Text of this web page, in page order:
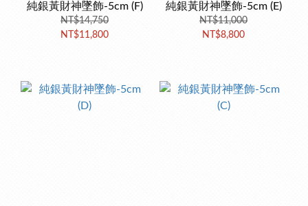
純銀黃財神墜飾-5cm (F)
NT$14,750
NT$11,800
純銀黃財神墜飾-5cm (E)
NT$11,000
NT$8,800